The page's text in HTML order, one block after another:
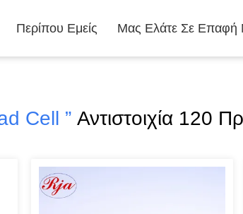
Περίπου Εμείς Μας Ελάτε Σε Επαφή
Cell ” Αντιστοιχία 120